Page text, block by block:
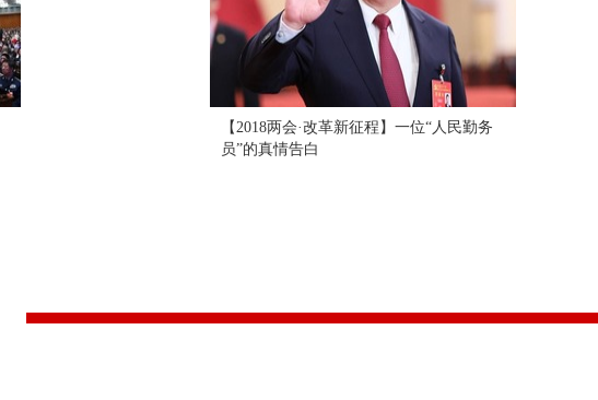
【2018两会·改革新征程】一位“人民勤务
员”的真情告白